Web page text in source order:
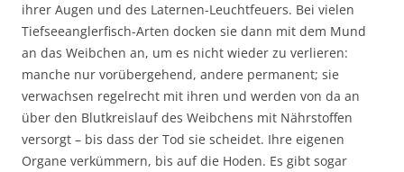
ihrer Augen und des Laternen-Leuchtfeuers. Bei vielen
Tiefseeanglerfisch-Arten docken sie dann mit dem Mund
an das Weibchen an, um es nicht wieder zu verlieren:
manche nur vorübergehend, andere permanent; sie
verwachsen regelrecht mit ihren und werden von da an
über den Blutkreislauf des Weibchens mit Nährstoffen
versorgt – bis dass der Tod sie scheidet. Ihre eigenen
Organe verkümmern, bis auf die Hoden. Es gibt sogar